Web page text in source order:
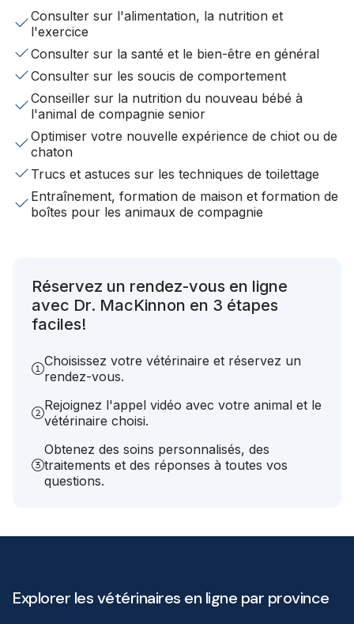
Consulter sur l'alimentation, la nutrition et
l'exercice
Consulter sur la santé et le bien-être en général
Consulter sur les soucis de comportement
Conseiller sur la nutrition du nouveau bébé à
l'animal de compagnie senior
Optimiser votre nouvelle expérience de chiot ou de
chaton
Trucs et astuces sur les techniques de toilettage
Entraînement, formation de maison et formation de
boîtes pour les animaux de compagnie
Réservez un rendez-vous en ligne
avec Dr. MacKinnon en 3 étapes
faciles!
Choisissez votre vétérinaire et réservez un
rendez-vous.
Rejoignez l'appel vidéo avec votre animal et le
vétérinaire choisi.
Obtenez des soins personnalisés, des
traitements et des réponses à toutes vos
questions.
Explorer les vétérinaires en ligne par province